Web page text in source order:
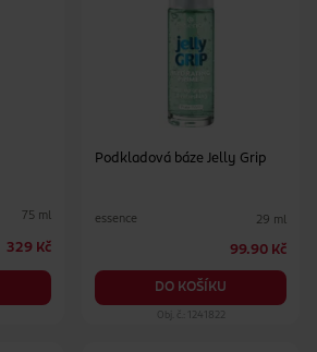
75 ml
329 Kč
Podkladová báze Jelly Grip
essence 29 ml
99.90 Kč
DO KOŠÍKU
Obj. č.: 1241822